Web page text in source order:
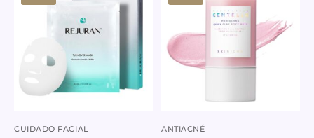
CUIDADO FACIAL ANTIACNÉ